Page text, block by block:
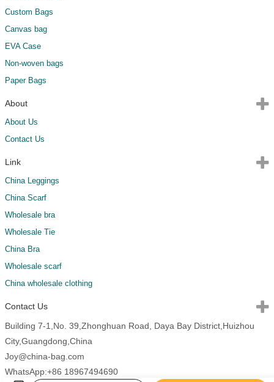
Custom Bags
Canvas bag
EVA Case
Non-woven bags
Paper Bags
About
About Us
Contact Us
Link
China Leggings
China Scarf
Wholesale bra
Wholesale Tie
China Bra
Wholesale scarf
China wholesale clothing
Contact Us
Building 7-1,No. 39,Zhonghuan Road, Daya Bay District,Huizhou
City,Guangdong,China
Joy@china-bag.com
WhatsApp:+86 18967494690